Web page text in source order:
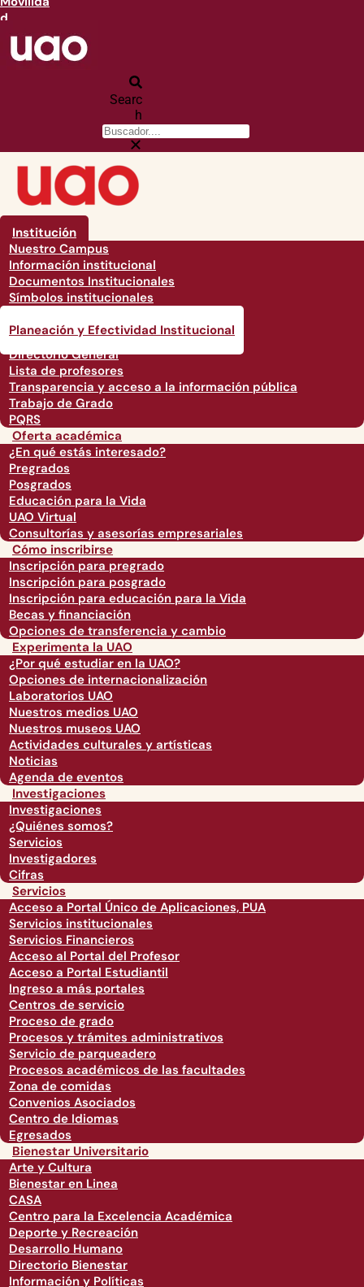
d
Searc
h
Institución
Nuestro Campus
Información institucional
Documentos Institucionales
Símbolos institucionales
Planeación y Efectividad Institucional
Directorio General
Lista de profesores
Transparencia y acceso a la información pública
Trabajo de Grado
PQRS
Oferta académica
¿En qué estás interesado?
Pregrados
Posgrados
Educación para la Vida
UAO Virtual
Consultorías y asesorías empresariales
Cómo inscribirse
Inscripción para pregrado
Inscripción para posgrado
Inscripción para educación para la Vida
Becas y financiación
Opciones de transferencia y cambio
Experimenta la UAO
¿Por qué estudiar en la UAO?
Opciones de internacionalización
Laboratorios UAO
Nuestros medios UAO
Nuestros museos UAO
Actividades culturales y artísticas
Noticias
Agenda de eventos
Investigaciones
Investigaciones
¿Quiénes somos?
Servicios
Investigadores
Cifras
Servicios
Acceso a Portal Único de Aplicaciones, PUA
Servicios institucionales
Servicios Financieros
Acceso al Portal del Profesor
Acceso a Portal Estudiantil
Ingreso a más portales
Centros de servicio
Proceso de grado
Procesos y trámites administrativos
Servicio de parqueadero
Procesos académicos de las facultades
Zona de comidas
Convenios Asociados
Centro de Idiomas
Egresados
Bienestar Universitario
Arte y Cultura
Bienestar en Linea
CASA
Centro para la Excelencia Académica
Deporte y Recreación
Desarrollo Humano
Directorio Bienestar
Información y Políticas